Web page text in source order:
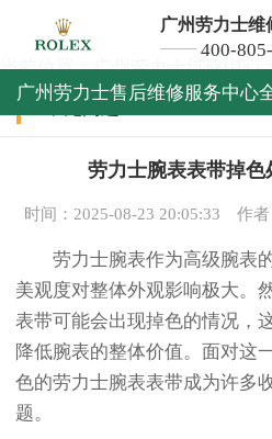
广州劳力士维
400-
广州劳力士售后维修服务中心
当前位置：广州劳力士维修中心
常见问题
劳力士腕表表带掉
时间：2025-08-23 20:05:33 作
劳力士腕表作为高级腕表的
美观度对整体外观影响极大。
表带可能会出现掉色的情况，
降低腕表的整体价值。面对这
色的劳力士腕表表带成为许多
题。